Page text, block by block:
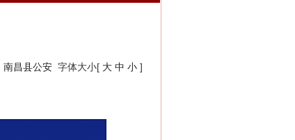
南昌县公安 字体大小[ 大 中 小 ]